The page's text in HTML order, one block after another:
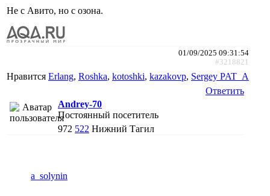
Не с Авито, но с озона.
01/09/2025 09:31:54
#3218821
Нравится Erlang, Roshka, kotoshki, kazakovp, Sergey PAT_A
Ответить
Andrey-70
Постоянный посетитель
972 522 Нижний Тагил
a_solynin